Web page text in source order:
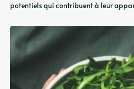
potentiels qui contribuent à leur